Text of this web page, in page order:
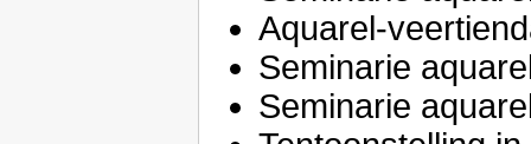
Aquarel-
Seminarie
Seminarie